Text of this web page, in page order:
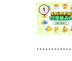
1
※LINEアプ